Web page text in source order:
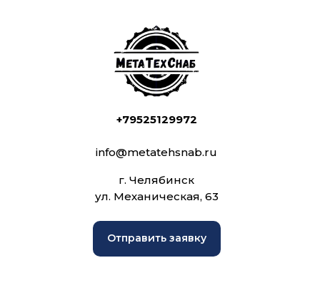
+79525129972
info@metatehsnab.ru
г. Челябинск
ул. Механическая, 63
Отправить заявку